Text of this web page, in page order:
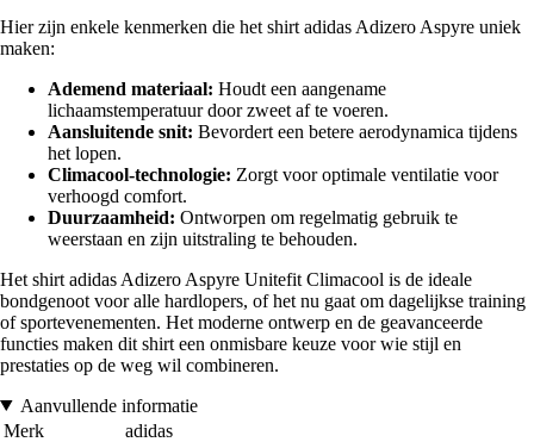
Hier zijn enkele kenmerken die het shirt adidas Adizero Aspyre uniek
maken:
Ademend materiaal: Houdt een aangename
lichaamstemperatuur door zweet af te voeren.
Aansluitende snit: Bevordert een betere aerodynamica tijdens
het lopen.
Climacool-technologie: Zorgt voor optimale ventilatie voor
verhoogd comfort.
Duurzaamheid: Ontworpen om regelmatig gebruik te
weerstaan en zijn uitstraling te behouden.
Het shirt adidas Adizero Aspyre Unitefit Climacool is de ideale
bondgenoot voor alle hardlopers, of het nu gaat om dagelijkse training
of sportevenementen. Het moderne ontwerp en de geavanceerde
functies maken dit shirt een onmisbare keuze voor wie stijl en
prestaties op de weg wil combineren.
Aanvullende informatie
Merk
adidas